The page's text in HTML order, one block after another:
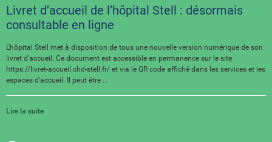
Livret d’accueil de l’hôpital Stell : désormais
consultable en ligne
L'hôpital Stell met à disposition de tous une nouvelle version numérique de son
livret d'accueil. Ce document est accessible en permanence sur le site
https://livret-accueil.chd-stell.fr/ et via le QR code affiché dans les services et les
espaces d'accueil. Il peut être ...
Lire la suite